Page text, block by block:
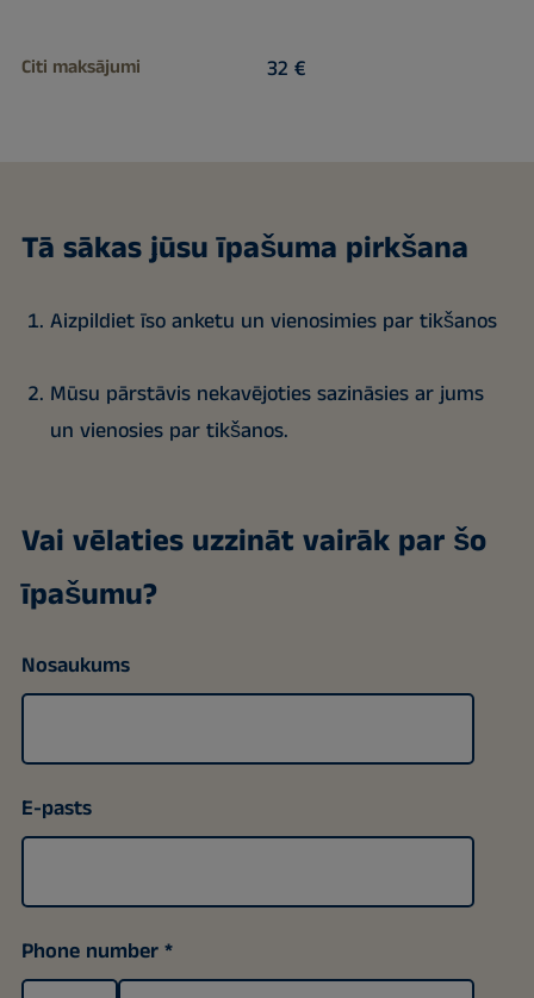
Citi maksājumi 32 €
Tā sākas jūsu īpašuma pirkšana
Aizpildiet īso anketu un vienosimies par tikšanos
Mūsu pārstāvis nekavējoties sazināsies ar jums
un vienosies par tikšanos.
Vai vēlaties uzzināt vairāk par šo
īpašumu?
Nosaukums
E-pasts
Phone number